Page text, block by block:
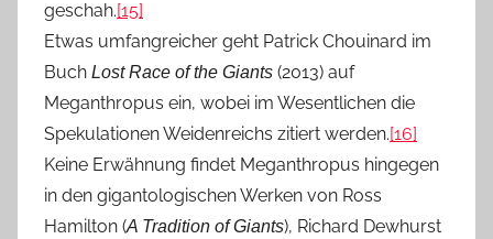
geschah.[15]
Etwas umfangreicher geht Patrick Chouinard im
Buch Lost Race of the Giants (2013) auf
Meganthropus ein, wobei im Wesentlichen die
Spekulationen Weidenreichs zitiert werden.[16]
Keine Erwähnung findet Meganthropus hingegen
in den gigantologischen Werken von Ross
Hamilton (A Tradition of Giants), Richard Dewhurst